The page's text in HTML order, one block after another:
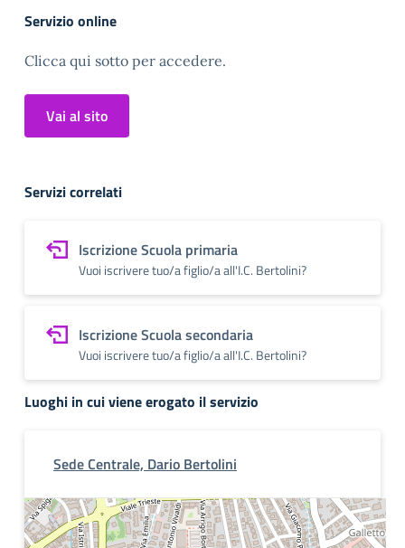
Servizio online
Clicca qui sotto per accedere.
Vai al sito
Servizi correlati
Iscrizione Scuola primaria
Vuoi iscrivere tuo/a figlio/a all'I.C. Bertolini?
Iscrizione Scuola secondaria
Vuoi iscrivere tuo/a figlio/a all'I.C. Bertolini?
Luoghi in cui viene erogato il servizio
Sede Centrale, Dario Bertolini